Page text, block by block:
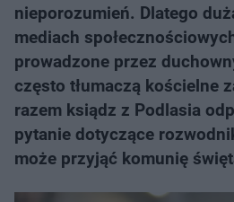
nieporozumień. Dlatego
mediach
prowadzone przez
często tłumaczą kościelne
razem ksiądz z Podlasia
pytanie dotyczące
może przyjąć komunię